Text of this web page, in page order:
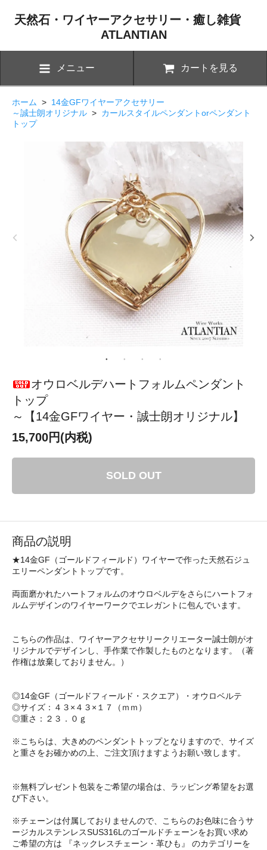
天然石・ワイヤーアクセサリー・癒し雑貨
ATLANTIAN
メニュー カートを見る
ホーム > 14金GFワイヤーアクセサリー
～誠士朗オリジナル > カールスタイルペンダントorペンダント
トップ
オウロベルデハートフォルムペンダント
トップ
～【14金GFワイヤー・誠士朗オリジナル】
15,700円(内税)
SOLD OUT
商品の説明
★14金GF（ゴールドフィールド）ワイヤーで作った天然石ジュ
エリーペンダントトップです。
両面磨かれたハートフォルムのオウロベルデをさらにハートフォ
ルムデザインのワイヤーワークでエレガントに包んでいます。
こちらの作品は、ワイヤーアクセサリークリエーター誠士朗がオ
リジナルでデザインし、手作業で作製したものとなります。（著
作権は放棄しておりません。）
◎14金GF（ゴールドフィールド・スクエア）・オウロベルテ
◎サイズ：４３×４３×１７（ｍｍ）
◎重さ：２３．０ｇ
※こちらは、大きめのペンダントトップとなりますので、サイズ
と重さをお確かめの上、ご注文頂けますようお願い致します。
※無料プレゼント包装をご希望の場合は、ラッピング希望をお選
び下さい。
※チェーンは付属しておりませんので、こちらのお色味に合うサ
ージカルステンレスSUS316Lのゴールドチェーンをお買い求め
ご希望の方は 『ネックレスチェーン・革ひも』 のカテゴリーを